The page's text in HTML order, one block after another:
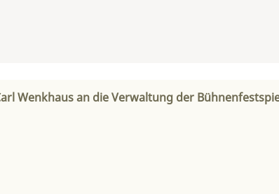
Wenkhaus an die Verwaltung der